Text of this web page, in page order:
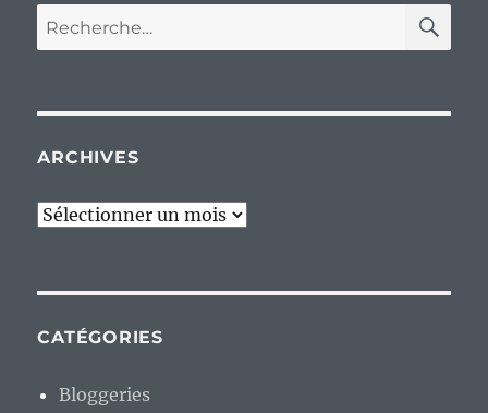
Recherche
pour :
ARCHIVES
Archives
CATÉGORIES
Bloggeries